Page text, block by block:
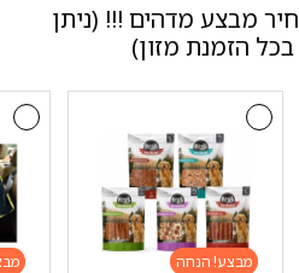
מבצע מדהים !!! (ניתן
הזמנת מזון)
מבצע!